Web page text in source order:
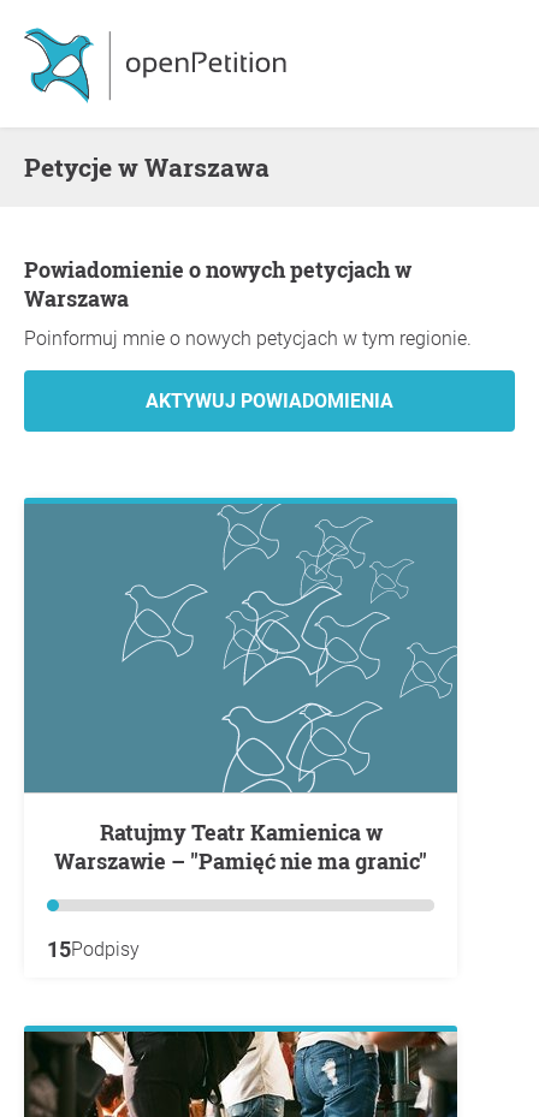
Petycje w Warszawa
Powiadomienie o nowych petycjach w
Warszawa
Poinformuj mnie o nowych petycjach w tym regionie.
Ratujmy Teatr Kamienica w
Warszawie – "Pamięć nie ma granic"
15Podpisy